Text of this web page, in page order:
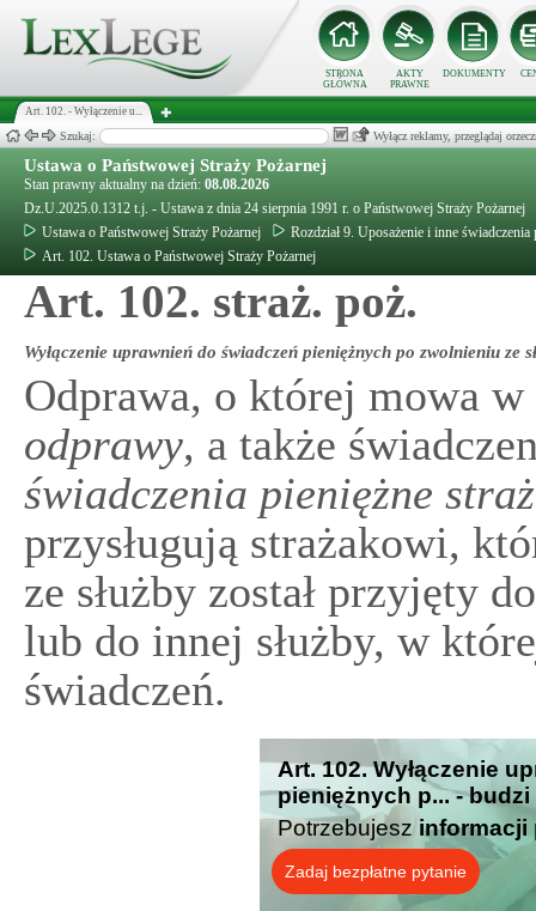
STRONA
GŁÓWNA
AKTY
PRAWNE
DOKUMENTY
Art. 102. - Wyłączenie u...
Szukaj: Wyłącz reklamy, przeglądaj
Ustawa o Państwowej Straży Pożarnej
Stan prawny aktualny na dzień: 08.08.2026
Dz.U.2025.0.1312 t.j. - Ustawa z dnia 24 sierpnia 1991 r. o Państwowej Straży Pożarnej
Ustawa o Państwowej Straży Pożarnej
Rozdział 9. Uposażenie i inne świadczenia
Art. 102. Ustawa o Państwowej Straży Pożarnej
Art. 102. straż. poż.
Wyłączenie uprawnień do świadczeń pieniężnych po zwolnieniu ze
Odprawa, o której mowa w
odprawy, a także
świadczenia pieniężne
przysługują strażakowi,
ze służby został przyjęty
lub do innej służby, w
świadczeń.
Art. 102. Wyłączenie
pieniężnych p... -
Potrzebujesz informacji
Zadaj bezpłatne pytanie